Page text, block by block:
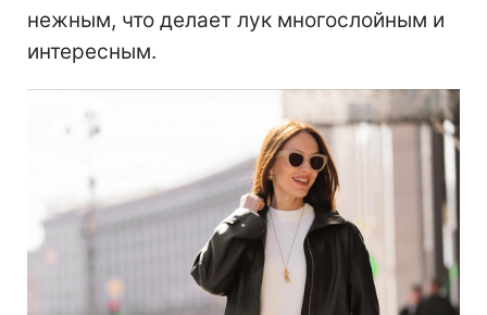
нежным, что делает лук многослойным и
интересным.